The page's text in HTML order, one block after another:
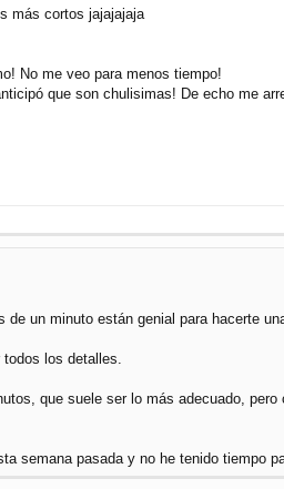
más cortos jajajajaja
No me veo para menos tiempo!
que son chulisimas! De echo me
de un minuto están genial para hacerte
los detalles.
que suele ser lo más adecuado,
semana pasada y no he tenido tiempo